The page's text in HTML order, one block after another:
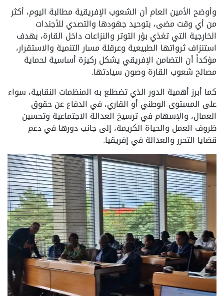
وأوضح الأمين العام أن الشعوب الإفريقية مطالبة اليوم، أكثر
من أي وقت مضى، بتوحيد جهودها والتصدي للأجندات
الخارجية التي تغذي بؤر التوتر والنزاعات داخل القارة، بهدف
استنزاف ثرواتها الطبيعية وعرقلة مسار التنمية والاستقرار،
مؤكداً أن التضامن الإفريقي يشكل ركيزة أساسية لحماية
مصالح شعوب القارة وصون سيادتها.
كما أبرز أهمية الدور الذي تضطلع به المنظمات النقابية، سواء
على المستوى الوطني أو القاري، في الدفاع عن حقوق
العمال، والإسهام في ترسيخ العدالة الاجتماعية وتحسين
ظروف العمل والحياة الكريمة، إلى جانب دورها في دعم
قضايا التحرر والعدالة في إفريقيا.